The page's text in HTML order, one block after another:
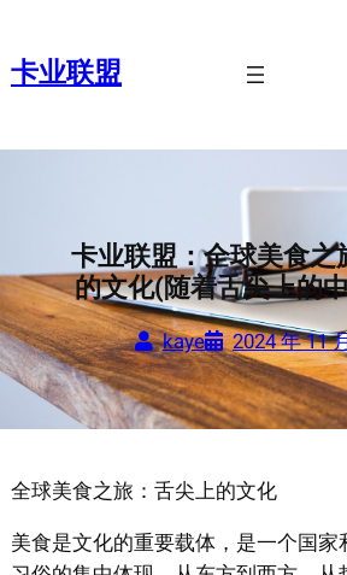
内卡业联盟
卡业联盟：全球美食之
的文化(随着舌尖上的
kaye 2024 年 11
全球美食之旅：舌尖上的文化
美食是文化的重要载体，是一个国家